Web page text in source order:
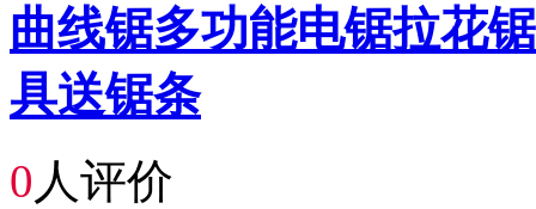
曲线锯多功能电锯拉花
具送锯条
0 人评价